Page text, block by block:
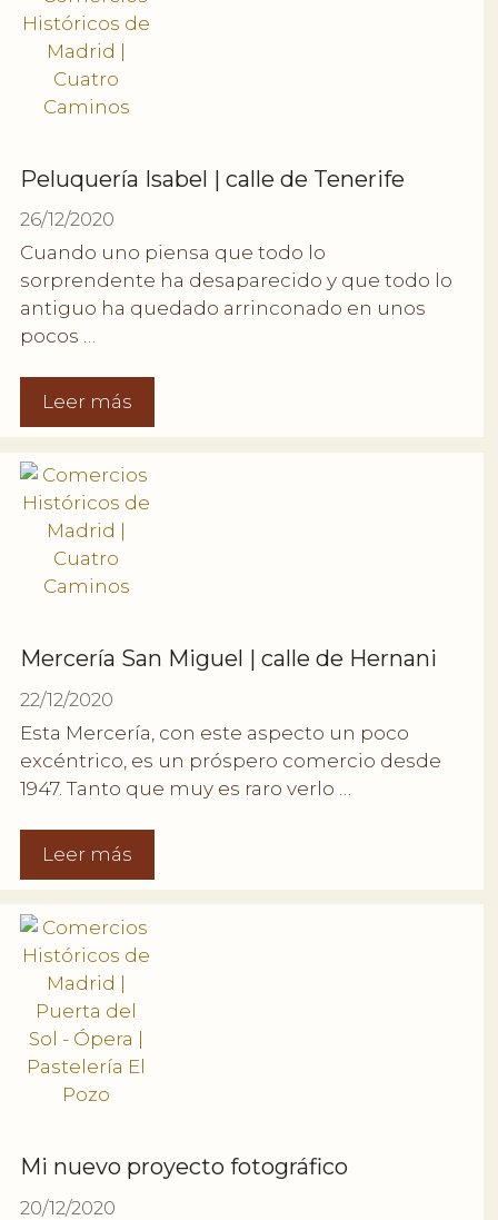
Peluquería Isabel | calle de Tenerife
26/12/2020
Cuando uno piensa que todo lo
sorprendente ha desaparecido y que todo lo
antiguo ha quedado arrinconado en unos
pocos …
Leer más
Mercería San Miguel | calle de Hernani
22/12/2020
Esta Mercería, con este aspecto un poco
excéntrico, es un próspero comercio desde
1947. Tanto que muy es raro verlo …
Leer más
Mi nuevo proyecto fotográfico
20/12/2020